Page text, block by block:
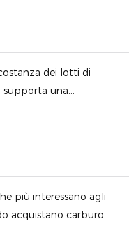
dei lotti di
supporta una
più interessano agli
acquistano carburo di